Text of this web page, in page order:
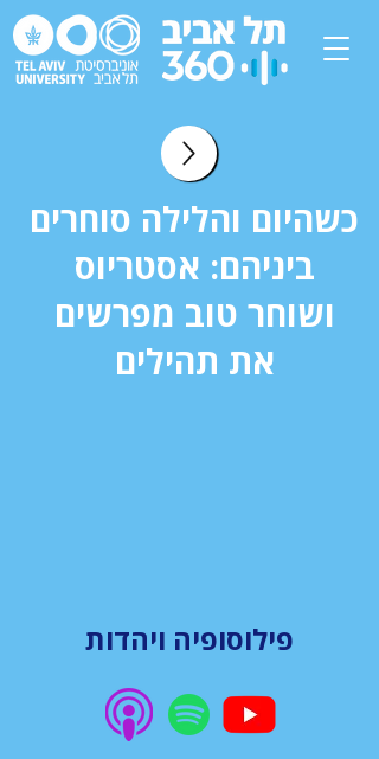
כשהיום והלילה סוחרים
ביניהם: אסטריוס
ושוחר טוב מפרשים
את תהילים
פילוסופיה ויהדות